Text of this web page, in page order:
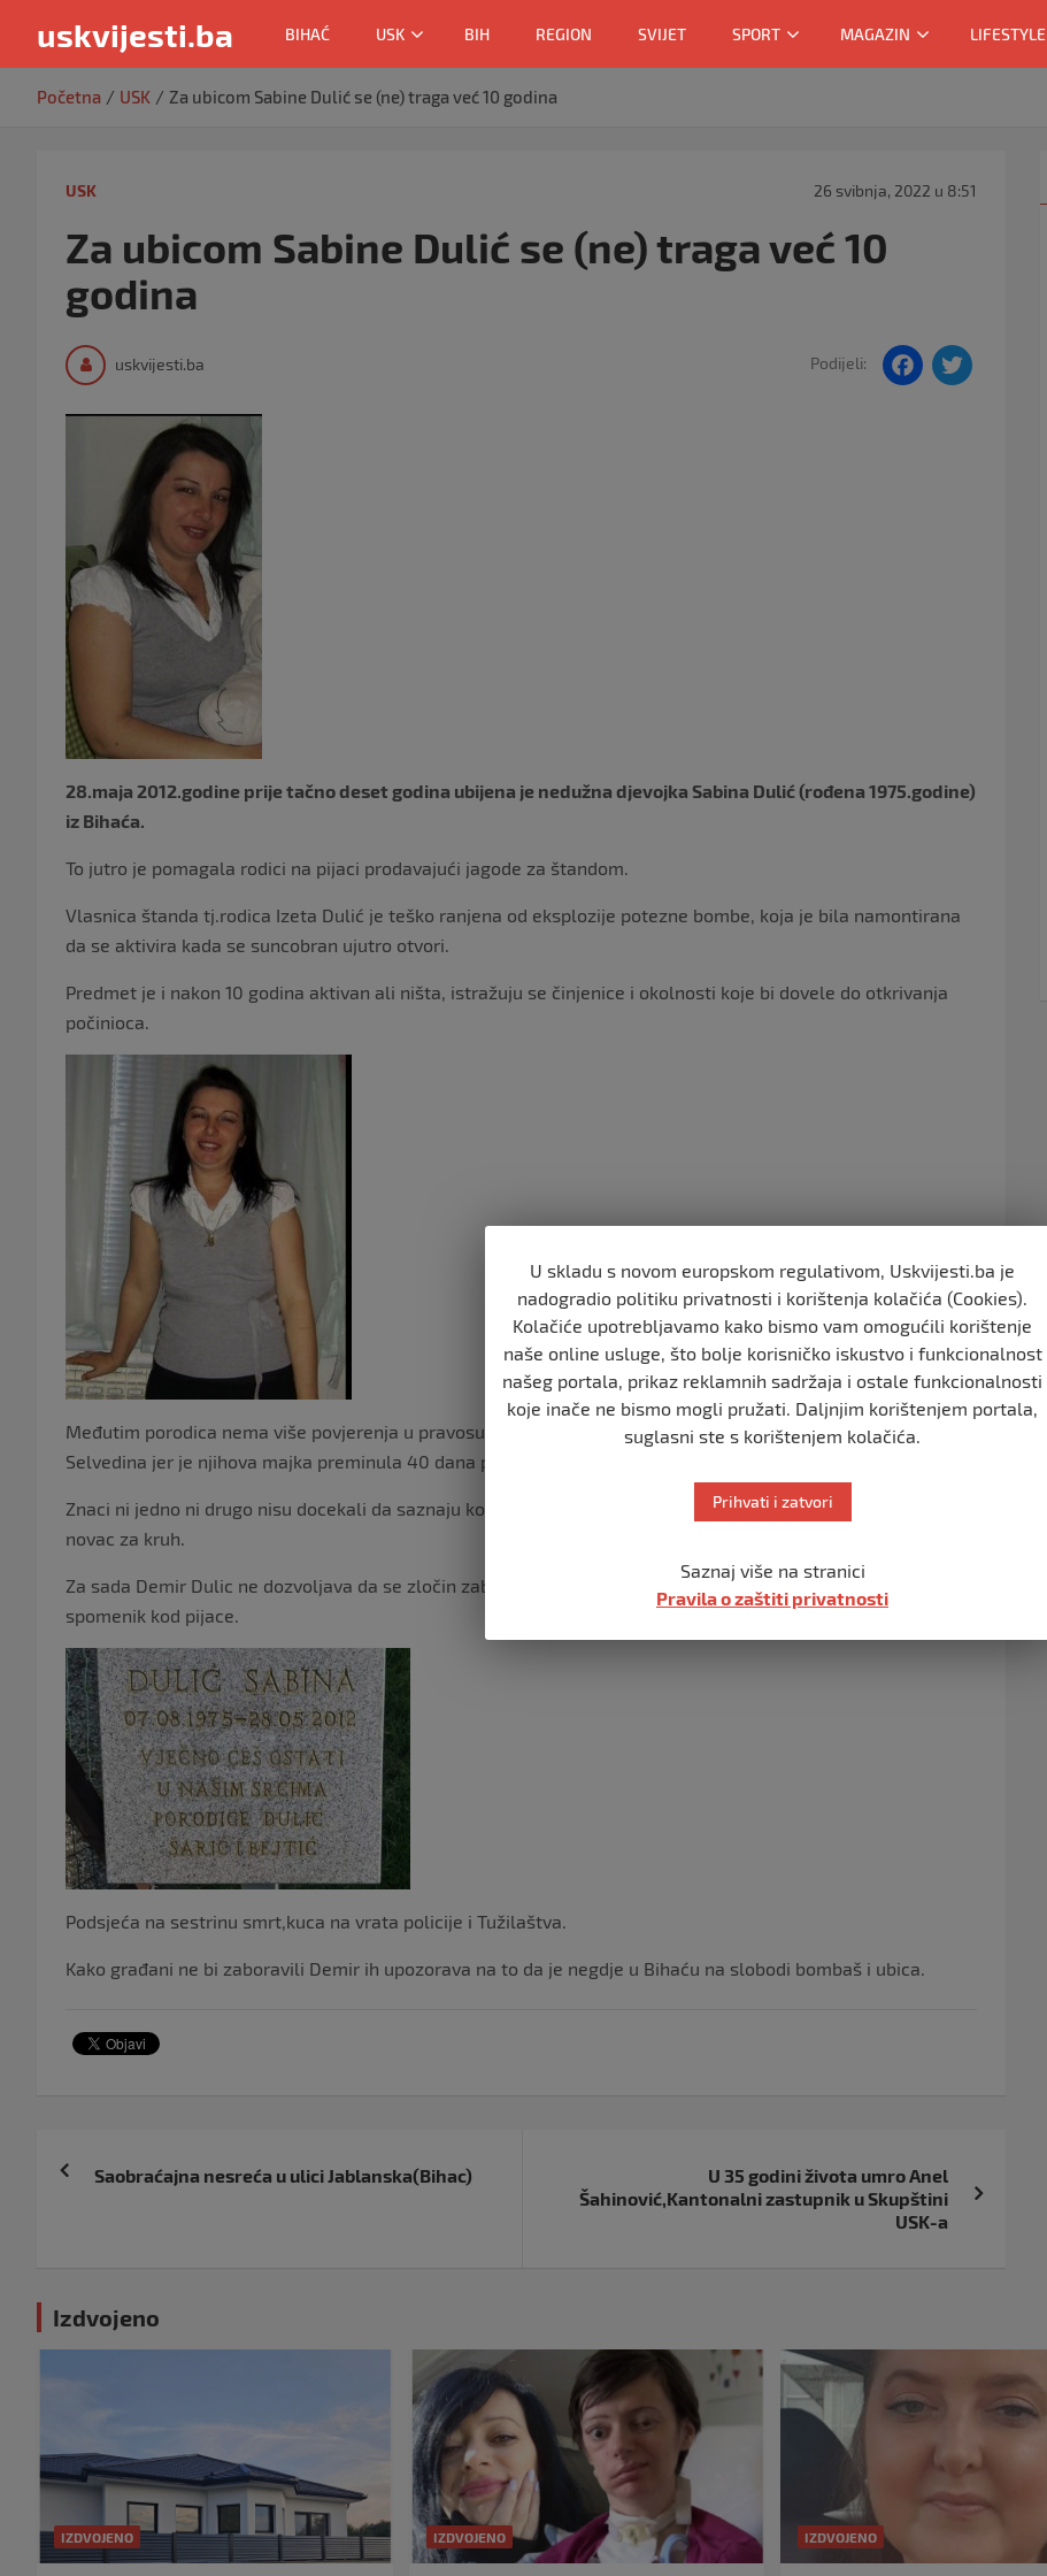
uskvijesti.ba BIHAĆ USK BIH REGION SVIJET SPORT MAGAZIN LIFESTYLE
Početna USK Za ubicom Sabine Dulić se (ne) traga već 10 godina
USK 26 svibnja, 2022 u 8:51
Za ubicom Sabine Dulić se (ne) traga već 10
godina
uskvijesti.ba Podijeli:
F
28.maja 2012.godine prije tačno deset godina ubijena je nedužna djevojka Sabina Dulić (rođena 1975.godine)
iz Bihaća.
To jutro je pomagala rodici na pijaci prodavajući jagode za štandom.
Vlasnica štanda tj.rodica Izeta Dulić je teško ranjena od eksplozije potezne bombe, koja je bila namontirana
da se aktivira kada se suncobran ujutro otvori.
Predmet je i nakon 10 godina aktivan ali ništa, istražuju se činjenice i okolnosti koje bi dovele do otkrivanja
počinioca.
Međutim porodica nema više povjerenja u pravosudne organe ,zapravo Sabinin brat Demir i sestre Jasmina i
Selvedina jer je njihova majka preminula 40 dana poslije Sabinine smrti a otac nakon 3 godine.
Znaci ni jedno ni drugo nisu docekali da saznaju ko je zapravo ubio njihovu kcerku koja je samo zarađivala
novac za kruh.
Za sada Demir Dulic ne dozvoljava da se zločin zaboravi, svake godine organizira polaganje cvijeća na
spomenik kod pijace.
Podsjeća na sestrinu smrt,kuca na vrata policije i Tužilaštva.
Kako građani ne bi zaboravili Demir ih upozorava na to da je negdje u Bihaću na slobodi bombaš i ubica.
Navigacija
Saobraćajna nesreća u ulici Jablanska(Bihac)
U 35 godini života umro Anel
Šahinović,Kantonalni zastupnik u Skupštini
USK-a
Izdvojeno
IZDVOJENO IZDVOJENO IZDVOJENO
U skladu s novom europskom regulativom, Uskvijesti.ba je
nadogradio politiku privatnosti i korištenja kolačića (Cookies).
Kolačiće upotrebljavamo kako bismo vam omogućili korištenje
naše online usluge, što bolje korisničko iskustvo i funkcionalnost
našeg portala, prikaz reklamnih sadržaja i ostale funkcionalnosti
koje inače ne bismo mogli pružati. Daljnjim korištenjem portala,
suglasni ste s korištenjem kolačića.
Prihvati i zatvori
Saznaj više na stranici
Pravila o zaštiti privatnosti